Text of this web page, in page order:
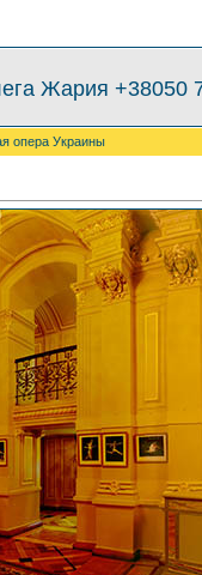
Жария +38050
опера Украины